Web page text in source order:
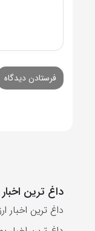
داغ ترین اخبار
داغ ترین اخبار